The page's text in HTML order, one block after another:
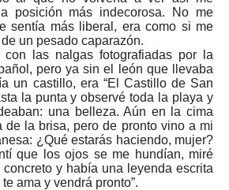
posición más indecorosa. No me
sentía más liberal, era como si me
un pesado caparazón.
con las nalgas fotografiadas por la
pero ya sin el león que llevaba
un castillo, era “El Castillo de San
la punta y observé toda la playa y
una belleza. Aún en la cima
de la brisa, pero de pronto vino a mi
¿Qué estarás haciendo, mujer?
que los ojos se me hundían, miré
y había una leyenda escrita
ama y vendrá pronto”.